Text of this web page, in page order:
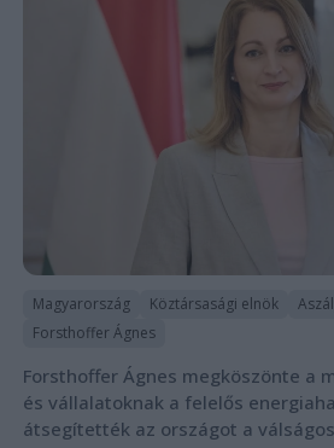
Magyarország Köztársasági elnök
Forsthoffer Ágnes
Forsthoffer Ágnes megköszönte a
és vállalatoknak a felelős
átsegítették az országot a